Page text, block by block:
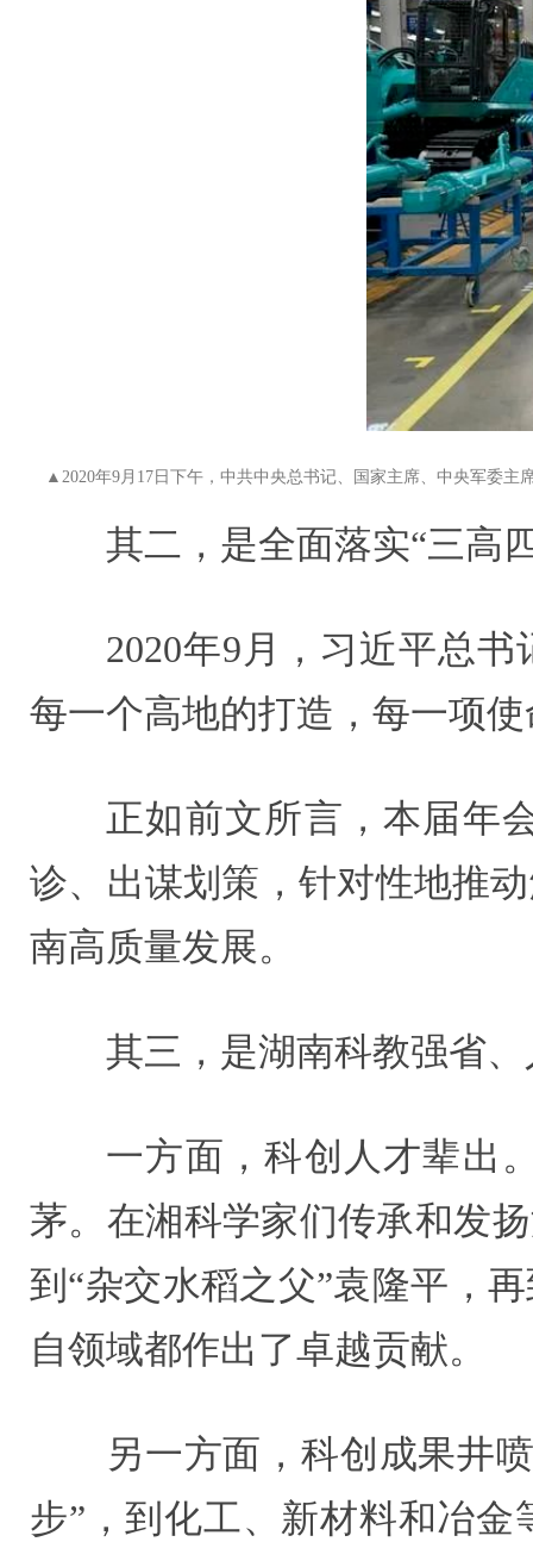
▲2020年9月17日下午，中共中央总书记、国家主席、中央军委
其二，是全面落实“三高
2020年9月，习近平总
每一个高地的打造，每一项
正如前文所言，本届年
诊、出谋划策，针对性地推
南高质量发展。
其三，是湖南科教强省
一方面，科创人才辈出
茅。在湘科学家们传承和发
到“杂交水稻之父”袁隆平，
自领域都作出了卓越贡献。
另一方面，科创成果井
步”，到化工、新材料和冶